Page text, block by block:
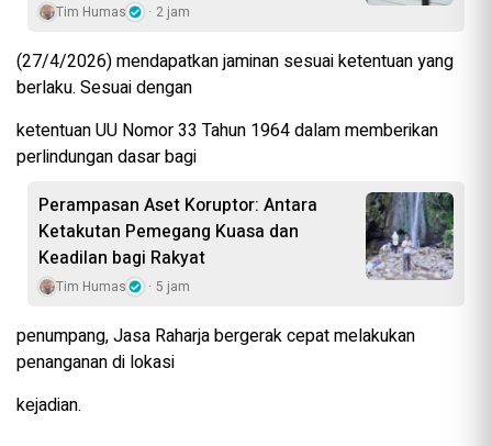
Tim Humas 2 jam
(27/4/2026) mendapatkan jaminan sesuai ketentuan yang
berlaku. Sesuai dengan
ketentuan UU Nomor 33 Tahun 1964 dalam memberikan
perlindungan dasar bagi
Perampasan Aset Koruptor: Antara
Ketakutan Pemegang Kuasa dan
Keadilan bagi Rakyat
Tim Humas 5 jam
penumpang, Jasa Raharja bergerak cepat melakukan
penanganan di lokasi
kejadian.